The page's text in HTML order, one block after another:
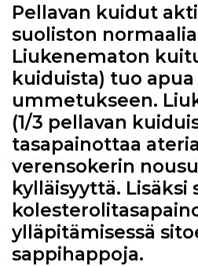
Pellavan kuidut
suoliston
Liukenematon
kuiduista) tuo apua
ummetukseen.
(1/3 pellavan
tasapainottaa
verensokerin
kylläisyyttä. Lisäksi
ylläpitämisessä
sappihappoja.